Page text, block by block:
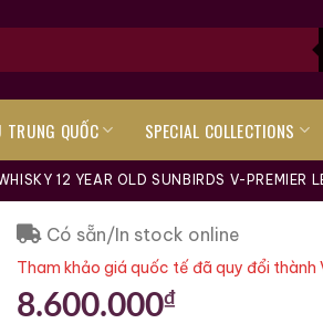
TRUNG QUỐC SPECIAL COLLECTIONS
12 YEAR OLD SUNBIRDS V-PREMIER
Có sẵn/In stock online
Tham khảo giá quốc tế đã quy đổi thành
8.600.000₫